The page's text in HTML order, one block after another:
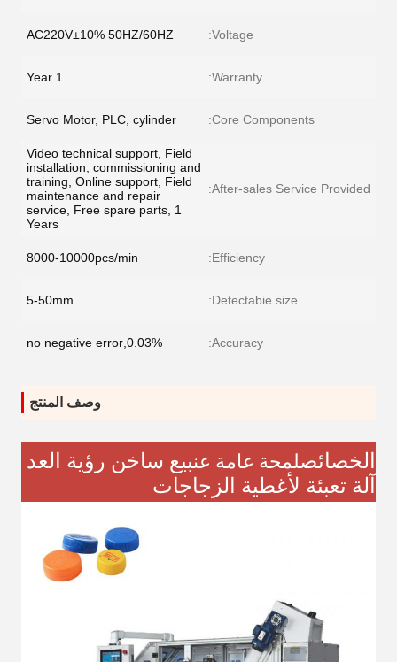
Voltage:
AC220V±10% 50HZ/60HZ
Warranty:
1 Year
Core Components:
Servo Motor, PLC, cylinder
After-sales Service Provided:
Video technical support, Field
installation, commissioning and
training, Online support, Field
maintenance and repair
service, Free spare parts, 1
Years
Efficiency:
8000-10000pcs/min
Detectabie size:
5-50mm
Accuracy:
0.03%,no negative error
وصف المنتج
الخصائصلمحة عامة عنبيع ساخن رؤية العد
آلة تعبئة لأغطية الزجاجات